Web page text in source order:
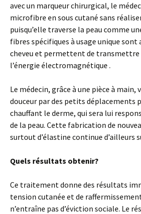
avec un marqueur chirurgical, le
microfibre en sous cutané sans
puisqu’elle traverse la peau comme
fibres spécifiques à usage unique sont
cheveu et permettent de transmettre
l’énergie électromagnétique .
Le médecin, grâce à une pièce à
douceur par des petits déplacements
chauffant le derme, qui sera lui
de la peau. Cette fabrication de
surtout d’élastine continue d’ailleurs
Quels résultats obtenir?
Ce traitement donne des résultats
tension cutanée et de
n’entraîne pas d’éviction sociale. Le